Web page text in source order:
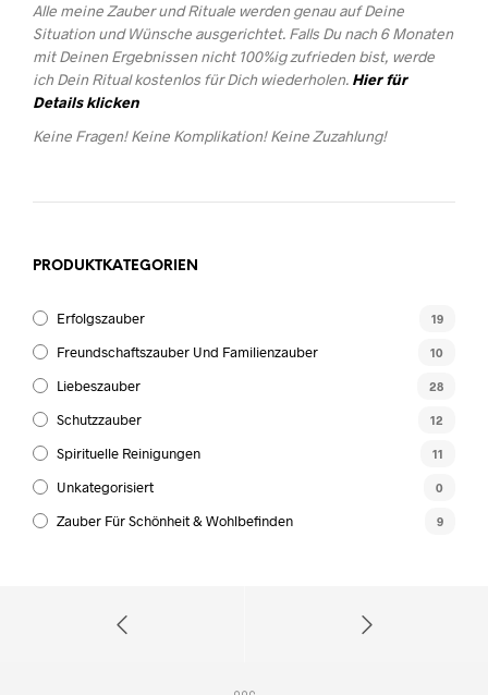
Alle meine Zauber und Rituale werden genau auf Deine
Situation und Wünsche ausgerichtet. Falls Du nach 6 Monaten
mit Deinen Ergebnissen nicht 100%ig zufrieden bist, werde
ich Dein Ritual kostenlos für Dich wiederholen. Hier für
Details klicken
Keine Fragen! Keine Komplikation! Keine Zuzahlung!
PRODUKTKATEGORIEN
Erfolgszauber 19
Freundschaftszauber Und Familienzauber 10
Liebeszauber 28
Schutzzauber 12
Spirituelle Reinigungen 11
Unkategorisiert 0
Zauber Für Schönheit & Wohlbefinden 9